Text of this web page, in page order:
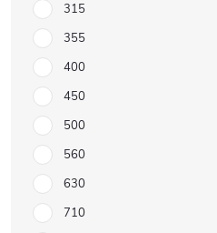
315
355
400
450
500
560
630
710